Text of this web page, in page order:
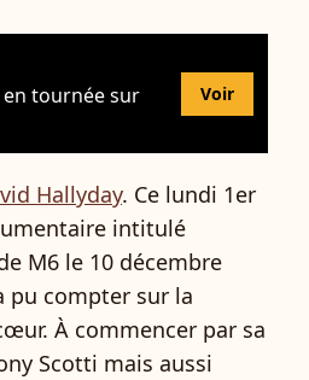
tournée sur
Voir
Hallyday. Ce lundi 1er
intitulé
M6 le 10 décembre
pu compter sur la
À commencer par sa
Scotti mais aussi